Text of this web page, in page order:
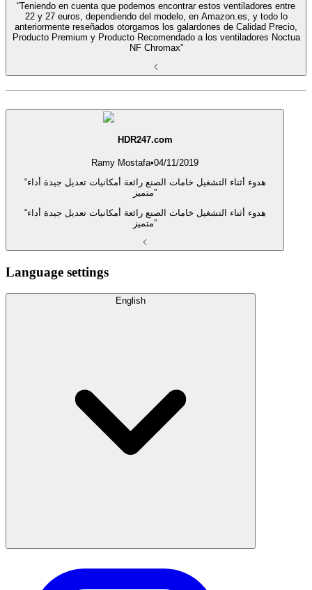
“Teniendo en cuenta que podemos encontrar estos ventiladores entre
22 y 27 euros, dependiendo del modelo, en Amazon.es, y todo lo
anteriormente reseñados otorgamos los galardones de Calidad Precio,
Producto Premium y Producto Recomendado a los ventiladores Noctua
NF Chromax”
HDR247.com
Ramy Mostafa•04/11/2019
“هدوء أثناء التشغيل خامات الصنع رائعة أمكانيات تعديل جيدة أداء
متميز”
“هدوء أثناء التشغيل خامات الصنع رائعة أمكانيات تعديل جيدة أداء
متميز”
Language settings
English